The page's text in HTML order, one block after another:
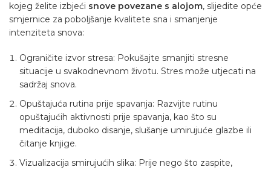
kojeg želite izbjeći snove povezane s alojom, slijedite opće
smjernice za poboljšanje kvalitete sna i smanjenje
intenziteta snova:
Ograničite izvor stresa: Pokušajte smanjiti stresne
situacije u svakodnevnom životu. Stres može utjecati na
sadržaj snova.
Opuštajuća rutina prije spavanja: Razvijte rutinu
opuštajućih aktivnosti prije spavanja, kao što su
meditacija, duboko disanje, slušanje umirujuće glazbe ili
čitanje knjige.
Vizualizacija smirujućih slika: Prije nego što zaspite,